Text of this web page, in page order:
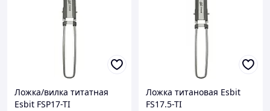
Ложка/вилка титатная
Esbit FSP17-TI
Ложка титановая Esbit
FS17.5-TI